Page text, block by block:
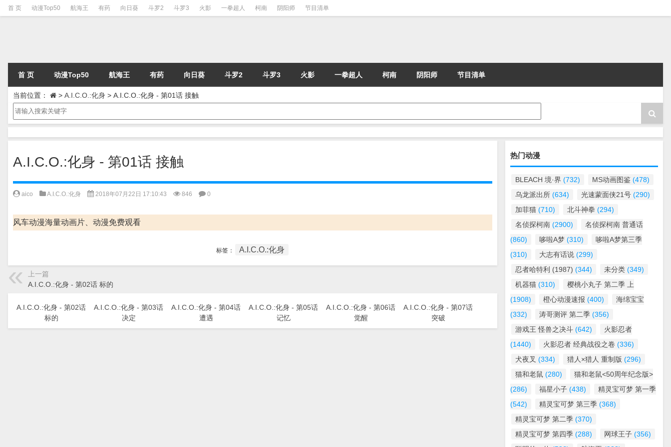
首 页 动漫Top50 航海王 有药 向日葵 斗罗2 斗罗3 火影 一拳超人 柯南 阴阳师 节目清单
首 页 动漫Top50 航海王 有药 向日葵 斗罗2 斗罗3 火影 一拳超人 柯南 阴阳师 节目清单
当前位置： > A.I.C.O.:化身 > A.I.C.O.:化身 - 第01话 接触
A.I.C.O.:化身 - 第01话 接触
aico A.I.C.O.:化身 2018年07月22日 17:10:43 846 0
风车动漫海量动画片、动漫免费观看
标签： A.I.C.O.:化身
上一篇
A.I.C.O.:化身 - 第02话 标的
A.I.C.O.:化身 - 第02话
标的
A.I.C.O.:化身 - 第03话
决定
A.I.C.O.:化身 - 第04话
遭遇
A.I.C.O.:化身 - 第05话
记忆
A.I.C.O.:化身 - 第06话
觉醒
A.I.C.O.:化身 - 第07话
突破
热门动漫
BLEACH 境·界 (732) MS动画图鉴 (478)
乌龙派出所 (634) 光速蒙面侠21号 (290)
加菲猫 (710) 北斗神拳 (294)
名侦探柯南 (2900)
名侦探柯南 普通话
(860)
哆啦A梦 (310)
哆啦A梦第三季
(310)
大志有话说 (299)
忍者哈特利 (1987) (344) 未分类 (349)
机器猫 (310)
樱桃小丸子 第二季 上
(1908)
橙心动漫速报 (400)
海绵宝宝
(332)
涛哥测评 第二季 (356)
游戏王 怪兽之决斗 (642)
火影忍者
(1440)
火影忍者 经典战役之卷 (336)
犬夜叉 (334) 猎人×猎人 重制版 (296)
猫和老鼠 (280)
猫和老鼠<50周年纪念版>
(286)
福星小子 (438)
精灵宝可梦 第一季
(542)
精灵宝可梦 第三季 (368)
精灵宝可梦 第二季 (370)
精灵宝可梦 第四季 (288) 网球王子 (356)